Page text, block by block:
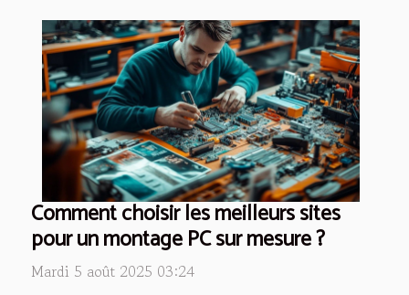
Comment choisir les meilleurs sites
pour un montage PC sur mesure ?
Mardi 5 août 2025 03:24